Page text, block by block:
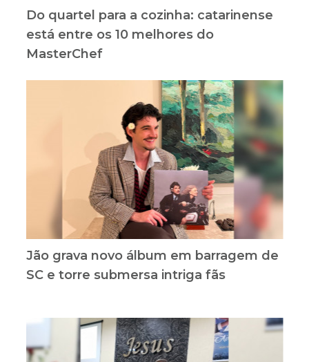
Do quartel para a cozinha: catarinense
está entre os 10 melhores do
MasterChef
Jão grava novo álbum em barragem de
SC e torre submersa intriga fãs